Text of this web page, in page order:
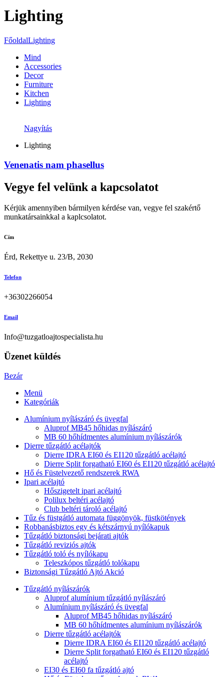
Lighting
FőoldalLighting
Mind
Accessories
Decor
Furniture
Kitchen
Lighting
Nagyítás
Lighting
Venenatis nam phasellus
Vegye fel velünk a kapcsolatot
Kérjük amennyiben bármilyen kérdése van, vegye fel szakértő
munkatársainkkal a kaplcsolatot.
Cím
Érd, Rekettye u. 23/B, 2030
Telefon
+36302266054
Email
Info@tuzgatloajtospecialista.hu
Üzenet küldés
Bezár
Menü
Kategóriák
Alumínium nyílászáró és üvegfal
Aluprof MB45 hőhidas nyílászáró
MB 60 hőhídmentes alumínium nyílászárók
Dierre tűzgátló acélajtók
Dierre IDRA EI60 és EI120 tűzgátló acélajtó
Dierre Split forgatható EI60 és EI120 tűzgátló acélajtó
Hő és Füstelvezető rendszerek RWA
Ipari acélajtó
Hőszigetelt ipari acélajtó
Polilux beltéri acélajtó
Club beltéri tároló acélajtó
Tűz és füstgátló automata függönyök, füstkötények
Robbanásbiztos egy és kétszárnyú nyílókapuk
Tűzgátló biztonsági bejárati ajtók
Tűzgátló reviziós ajtók
Tűzgátló toló és nyílókapu
Teleszkópos tűzgátló tolókapu
Biztonsági Tűzgátló Ajtó Akció
Tűzgátló nyílászárók
Aluprof alumínium tűzgátló nyílászáró
Alumínium nyílászáró és üvegfal
Aluprof MB45 hőhidas nyílászáró
MB 60 hőhídmentes alumínium nyílászárók
Dierre tűzgátló acélajtók
Dierre IDRA EI60 és EI120 tűzgátló acélajtó
Dierre Split forgatható EI60 és EI120 tűzgátló
acélajtó
EI30 és EI60 fa tűzgátló ajtó